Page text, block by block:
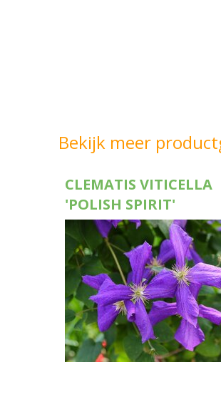
Bekijk meer
CLEMATIS VITICELLA
'POLISH SPIRIT'